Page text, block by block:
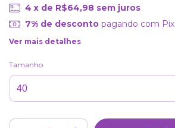
4 x de R$64,98 sem juros
7% de descontopagando com Pix
Ver mais detalhes
Tamanho